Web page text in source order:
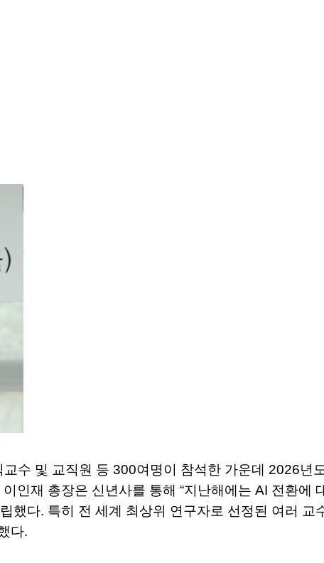
수 및 교직원 등 300여명이 참석한 가운데 2026년
인재 총장은 신년사를 통해 “지난해에는 AI 전환에
했다. 특히 전 세계 최상위 연구자로 선정된 여러 교
다.